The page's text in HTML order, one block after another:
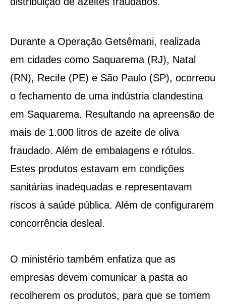
Durante a Operação Getsêmani, realizada
em cidades como Saquarema (RJ), Natal
(RN), Recife (PE) e São Paulo (SP), ocorreou
o fechamento de uma indústria clandestina
em Saquarema. Resultando na apreensão de
mais de 1.000 litros de azeite de oliva
fraudado. Além de embalagens e rótulos.
Estes produtos estavam em condições
sanitárias inadequadas e representavam
riscos à saúde pública. Além de configurarem
concorrência desleal.
O ministério também enfatiza que as
empresas devem comunicar a pasta ao
recolherem os produtos, para que se tomem